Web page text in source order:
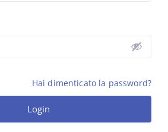
Hai dimenticato la password?
Login